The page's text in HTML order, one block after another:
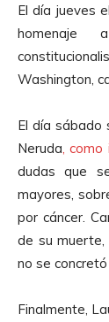
El día jueves
homenaje
Washington,
El día sábado
Neruda ,
dudas que
mayores,
por cáncer.
de su muerte,
no se
Finalmente,